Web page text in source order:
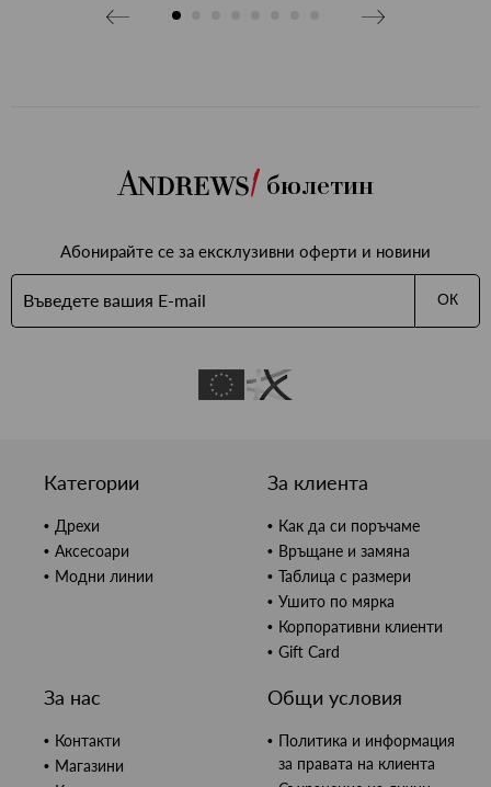
бюлетин
Абонирайте се за ексклузивни оферти и новини
ОК
Категории
Дрехи
Аксесоари
Модни линии
За клиента
Как да си поръчаме
Връщане и замяна
Таблица с размери
Ушито по мярка
Корпоративни клиенти
Gift Card
За нас
Контакти
Магазини
Общи условия
Политика и информация
за правата на клиента